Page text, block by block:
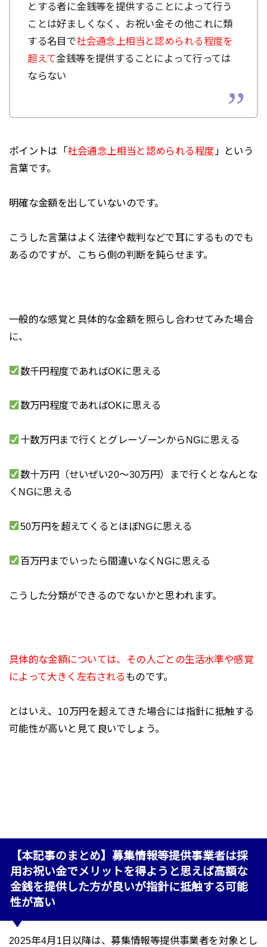
とする者に金銭等を提供することによって行う
ことは好ましくなく、お祝い金その他これに類
する名目で社会通念上相当と認められる程度を
超えて金銭等を提供することによって行っては
ならない
ポイントは「社会通念上相当と認められる程度 」という
言葉です。
明確な金額を出していないのです。
こうした言葉はよく法律や裁判などで耳にするものでも
あるのですが、こちら側の判断を鈍らせます。
一般的な感覚と具体的な金額を照らし合わせてみた場合
に、
数千円程度であればOKに思える
数万円程度であればOKに思える
十数万円まで行くとグレーゾーンからNGに思える
数十万円（せいぜい20～30万円）まで行くとなんとな
くNGに思える
50万円を超えてくるとほぼNGに思える
百万円までいったら間違いなくNGに思える
こうした分類ができるのでないかと思われます。
具体的な金額については、その人ごとの生活水準や感覚
によって大きく左右される ものです。
とはいえ、10万円を超えてきた場合には指針に抵触する
可能性が高いと見て良いでしょう。
【本記事のまとめ】募集情報等提供事業者は採
用お祝い金でメリットを得ようと思えば高額な
金銭を提供した方が良いが指針に抵触する可能
性が高い
2025年4月1日以降は、募集情報等提供事業者を対象とし